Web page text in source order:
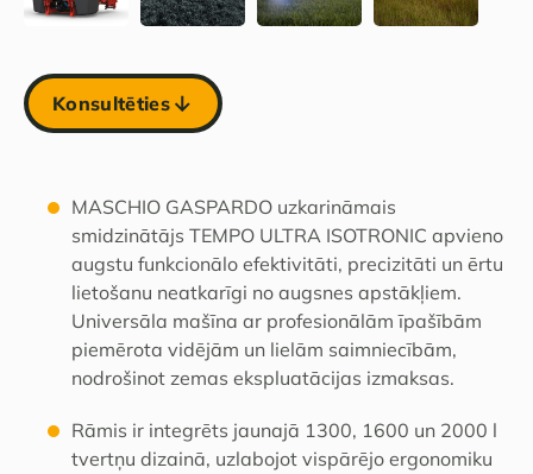
Konsultēties
MASCHIO GASPARDO uzkarināmais
smidzinātājs TEMPO ULTRA ISOTRONIC apvieno
augstu funkcionālo efektivitāti, precizitāti un ērtu
lietošanu neatkarīgi no augsnes apstākļiem.
Universāla mašīna ar profesionālām īpašībām
piemērota vidējām un lielām saimniecībām,
nodrošinot zemas ekspluatācijas izmaksas.
Rāmis ir integrēts jaunajā 1300, 1600 un 2000 l
tvertņu dizainā, uzlabojot vispārējo ergonomiku